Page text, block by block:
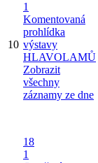
10
1
Komentovaná
prohlídka
výstavy
HLAVOLAMŮ
Zobrazit
všechny
záznamy ze dne
18
1